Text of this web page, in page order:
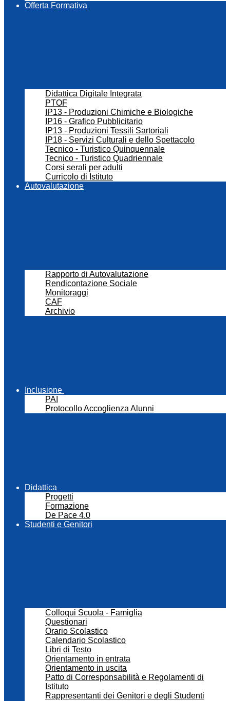
Offerta Formativa
Didattica Digitale Integrata
PTOF
IP13 - Produzioni Chimiche e Biologiche
IP16 - Grafico Pubblicitario
IP13 - Produzioni Tessili Sartoriali
IP18 - Servizi Culturali e dello Spettacolo
Tecnico - Turistico Quinquennale
Tecnico - Turistico Quadriennale
Corsi serali per adulti
Curricolo di Istituto
Autovalutazione
Rapporto di Autovalutazione
Rendicontazione Sociale
Monitoraggi
CAF
Archivio
Inclusione
PAI
Protocollo Accoglienza Alunni
Didattica
Progetti
Formazione
De Pace 4.0
Studenti e Genitori
Colloqui Scuola - Famiglia
Questionari
Orario Scolastico
Calendario Scolastico
Libri di Testo
Orientamento in entrata
Orientamento in uscita
Patto di Corresponsabilità e Regolamenti di
Istituto
Rappresentanti dei Genitori e degli Studenti